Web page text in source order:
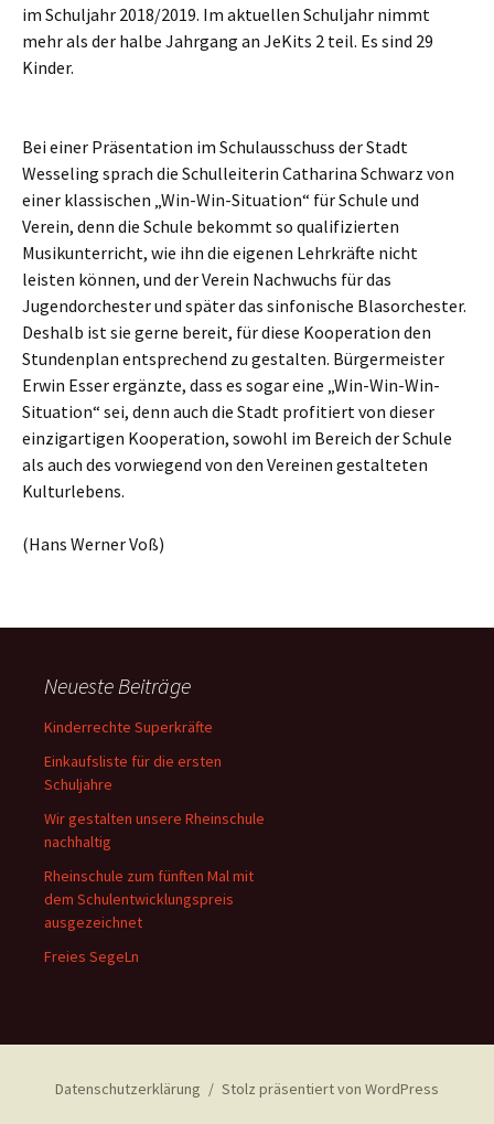
im Schuljahr 2018/2019. Im aktuellen Schuljahr nimmt
mehr als der halbe Jahrgang an JeKits 2 teil. Es sind 29
Kinder.
Bei einer Präsentation im Schulausschuss der Stadt
Wesseling sprach die Schulleiterin Catharina Schwarz von
einer klassischen „Win-Win-Situation“ für Schule und
Verein, denn die Schule bekommt so qualifizierten
Musikunterricht, wie ihn die eigenen Lehrkräfte nicht
leisten können, und der Verein Nachwuchs für das
Jugendorchester und später das sinfonische Blasorchester.
Deshalb ist sie gerne bereit, für diese Kooperation den
Stundenplan entsprechend zu gestalten. Bürgermeister
Erwin Esser ergänzte, dass es sogar eine „Win-Win-Win-
Situation“ sei, denn auch die Stadt profitiert von dieser
einzigartigen Kooperation, sowohl im Bereich der Schule
als auch des vorwiegend von den Vereinen gestalteten
Kulturlebens.
(Hans Werner Voß)
Neueste Beiträge
Kinderrechte Superkräfte
Einkaufsliste für die ersten
Schuljahre
Wir gestalten unsere Rheinschule
nachhaltig
Rheinschule zum fünften Mal mit
dem Schulentwicklungspreis
ausgezeichnet
Freies SegeLn
Datenschutzerklärung Stolz präsentiert von WordPress